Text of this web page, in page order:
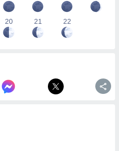
20 21 22